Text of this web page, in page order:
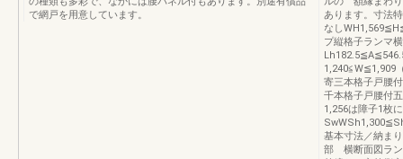
で網戸を用意しています。
あります。寸法
なし
プ縦格子ランマ
1,240≦W≦1,909
寄三本格子戸腰
千本格子戸腰付
1,256は障子1枚
基本寸法／納ま
部 横断面図ラン